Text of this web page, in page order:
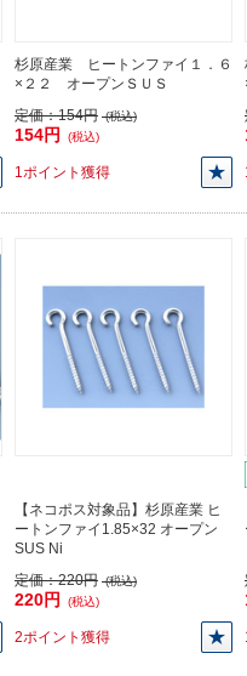
杉原産業 ヒートンファイ１．６
×２２ オープンＳＵＳ
定価：154円 (税込)
154円 (税込)
1ポイント獲得
【ネコポス対象品】杉原産業 ヒ
ートンファイ1.85×32 オープン
SUS Ni
定価：220円 (税込)
220円 (税込)
2ポイント獲得